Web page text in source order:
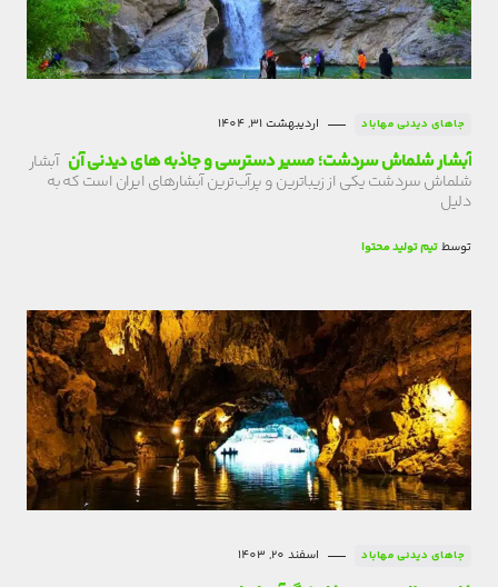
جاهای دیدنی مهاباد اردیبهشت 31, 1404
آبشار شلماش سردشت؛ مسیر دسترسی و جاذبه های دیدنی آن آبشار
شلماش سردشت یکی از زیباترین و پرآب‌ترین آبشارهای ایران است که به
دلیل
توسطتیم تولید محتوا
جاهای دیدنی مهاباد اسفند 20, 1403